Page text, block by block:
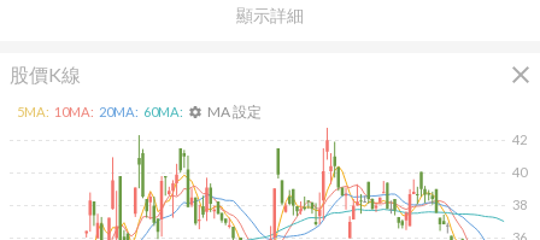
顯示詳細
股價K線 close
38
40
42
5MA: 10MA: 20MA: 60MA: settings MA 設定